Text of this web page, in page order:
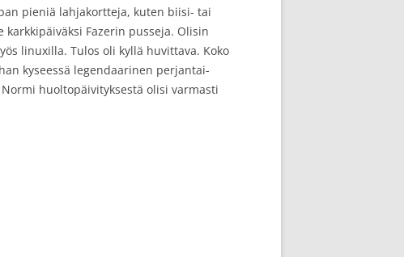
pieniä lahjakortteja, kuten biisi- tai
Fazerin pusseja. Olisin
linuxilla. Tulos oli kyllä huvittava. Koko
kyseessä legendaarinen perjantai-
huoltopäivityksestä olisi varmasti